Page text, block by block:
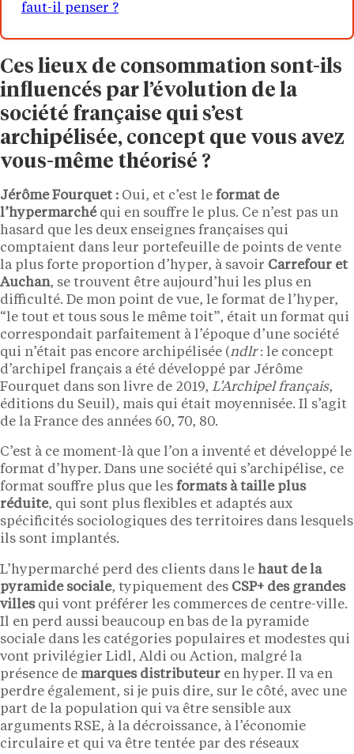
faut-il penser ?
Ces lieux de consommation sont-ils
influencés par l’évolution de la
société française qui s’est
archipélisée, concept que vous avez
vous-même théorisé ?
Jérôme Fourquet : Oui, et c’est le format de
l’hypermarchéqui en souffre le plus. Ce n’est pas un
hasard que les deux enseignes françaises qui
comptaient dans leur portefeuille de points de vente
la plus forte proportion d’hyper, à savoir Carrefour et
Auchan, se trouvent être aujourd’hui les plus en
difficulté. De mon point de vue, le format de l’hyper,
“le tout et tous sous le même toit”, était un format qui
correspondait parfaitement à l’époque d’une société
qui n’était pas encore archipélisée (ndlr: le concept
d’archipel français a été développé par Jérôme
Fourquet dans son livre de 2019, L’Archipel français,
éditions du Seuil), mais qui était moyennisée. Il s’agit
de la France des années 60, 70, 80.
C’est à ce moment-là que l’on a inventé et développé le
format d’hyper. Dans une société qui s’archipélise, ce
format souffre plus que les formats à taille plus
réduite, qui sont plus flexibles et adaptés aux
spécificités sociologiques des territoires dans lesquels
ils sont implantés.
L’hypermarché perd des clients dans le haut de la
pyramide sociale, typiquement des CSP+ des grandes
villes qui vont préférer les commerces de centre-ville.
Il en perd aussi beaucoup en bas de la pyramide
sociale dans les catégories populaires et modestes qui
vont privilégier Lidl, Aldi ou Action, malgré la
présence de marques distributeur en hyper. Il va en
perdre également, si je puis dire, sur le côté, avec une
part de la population qui va être sensible aux
arguments RSE, à la décroissance, à l’économie
circulaire et qui va être tentée par des réseaux